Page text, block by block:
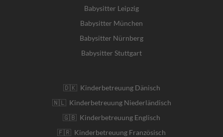
Babysitter Leipzig
Babysitter München
Babysitter Nürnberg
Babysitter Stuttgart
🇩🇰 Kinderbetreuung Dänisch
🇳🇱 Kinderbetreuung Niederländisch
🇬🇧 Kinderbetreuung Englisch
🇫🇷 Kinderbetreuung Französisch